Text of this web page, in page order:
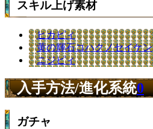
スキル上げ素材
ヒカピィ
黄の輝石コハクノセイケン
ニジピィ
入手方法/進化系統0
ガチャ